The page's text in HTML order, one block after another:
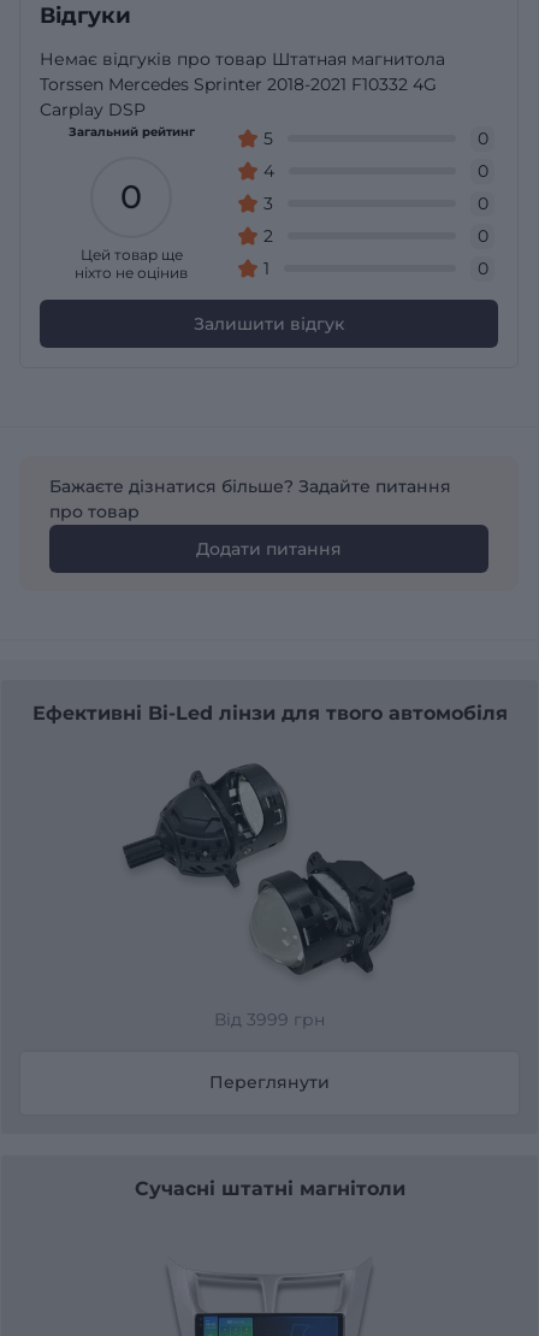
Відгуки
Немає відгуків про товар Штатная магнитола
Torssen Mercedes Sprinter 2018-2021 F10332 4G
Carplay DSP
Загальний рейтинг
0
Цей товар ще
ніхто не оцінив
5
0
4
0
3
0
2
0
1
0
Залишити відгук
Бажаєте дізнатися більше? Задайте питання
про товар
Додати питання
Ефективні Bi-Led лінзи для твого автомобіля
Від 3999 грн
Переглянути
Сучасні штатні магнітоли